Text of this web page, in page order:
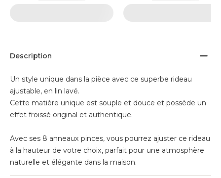
Description
Un style unique dans la pièce avec ce superbe rideau
ajustable, en lin lavé.
Cette matière unique est souple et douce et possède un
effet froissé original et authentique.
Avec ses 8 anneaux pinces, vous pourrez ajuster ce rideau
à la hauteur de votre choix, parfait pour une atmosphère
naturelle et élégante dans la maison.